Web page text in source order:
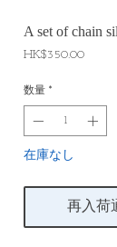
A set of chain
HK$350.00価
数量 *
在庫なし
再入荷